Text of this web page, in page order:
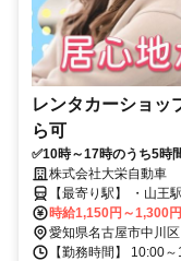
レンタカーショッ
ら可
✅10時～17時のうち5時
ポート体制充実✅応募後２日以内にご
中！052-655-6810】
株式会社大栄自動車
【最寄り駅】 ・山王駅
時給1,150円～1,300円
愛知県名古屋市中川区
【勤務時間】 10:00